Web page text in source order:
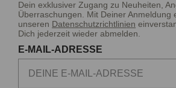
Dein exklusiver Zugang zu Neuheiten,
Überraschungen. Mit Deiner Anmeldung
unseren Datenschutzrichtlinien
Dich jederzeit wieder abmelden.
E-MAIL-ADRESSE